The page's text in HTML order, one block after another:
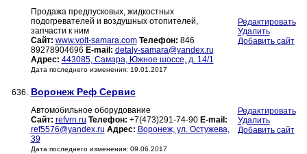
Продажа предпусковых, жидкостных
подогревателей и воздушных отопителей,
запчасти к ним
Сайт: www.volt-samara.com Телефон: 846
89278904696 E-mail: detaly-samara@yandex.ru
Адрес: 443085, Самара, Южное шоссе, д. 14/1
Дата последнего изменения: 19.01.2017
Редактировать
Удалить
Добавить сайт
636. Воронеж Реф Сервис
Автомобильное оборудование
Сайт: refvrn.ru Телефон: +7(473)291-74-90 E-mail:
ref5576@yandex.ru Адрес: Воронеж, ул. Остужева,
39
Дата последнего изменения: 09.06.2017
Редактировать
Удалить
Добавить сайт